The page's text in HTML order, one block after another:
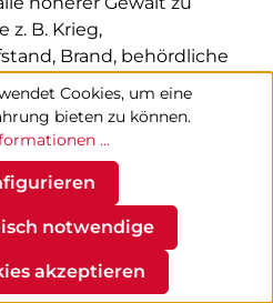
z. B. Krieg,
Brand, behördliche
Verkehrsunfälle.
einen
hat die andere
von dessen
Cookies, um eine
bieten zu können.
...
notwendige
akzeptieren